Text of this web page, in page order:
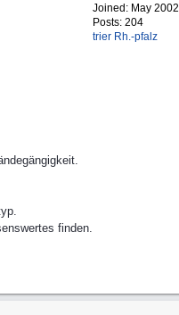
Joined: May 2002
Posts: 204
trier Rh.-pfalz
finden.